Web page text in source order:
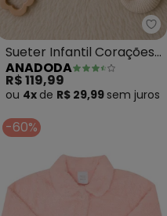
- Casaco Infantil Menina
Sueter Infantil Corações
(Rosa)
ANADODA
R$ 119,99
ou 4x de R$ 29,99 sem juros
-60%